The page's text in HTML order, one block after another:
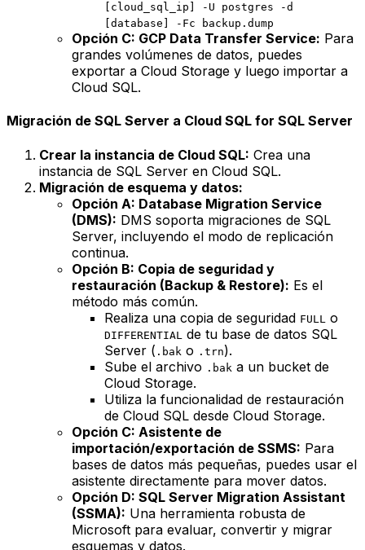
[cloud_sql_ip] -U postgres -d
[database] -Fc backup.dump
Opción C: GCP Data Transfer Service: Para
grandes volúmenes de datos, puedes
exportar a Cloud Storage y luego importar a
Cloud SQL.
Migración de SQL Server a Cloud SQL for SQL Server
Crear la instancia de Cloud SQL: Crea una
instancia de SQL Server en Cloud SQL.
Migración de esquema y datos:
Opción A: Database Migration Service
(DMS): DMS soporta migraciones de SQL
Server, incluyendo el modo de replicación
continua.
Opción B: Copia de seguridad y
restauración (Backup & Restore): Es el
método más común.
Realiza una copia de seguridad FULL o
DIFFERENTIAL
de tu base de datos SQL
Server ( .bak o .trn).
Sube el archivo .bak a un bucket de
Cloud Storage.
Utiliza la funcionalidad de restauración
de Cloud SQL desde Cloud Storage.
Opción C: Asistente de
importación/exportación de SSMS: Para
bases de datos más pequeñas, puedes usar el
asistente directamente para mover datos.
Opción D: SQL Server Migration Assistant
(SSMA): Una herramienta robusta de
Microsoft para evaluar, convertir y migrar
esquemas y datos.